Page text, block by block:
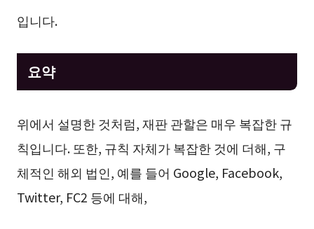
입니다.
요약
위에서 설명한 것처럼, 재판 관할은 매우 복잡한 규
칙입니다. 또한, 규칙 자체가 복잡한 것에 더해, 구
체적인 해외 법인, 예를 들어 Google, Facebook,
Twitter, FC2 등에 대해,